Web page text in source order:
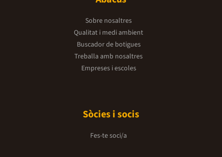
Sobre nosaltres
Qualitat i medi ambient
Buscador de botigues
Treballa amb nosaltres
Empreses i escoles
Sòcies i socis
Fes-te soci/a